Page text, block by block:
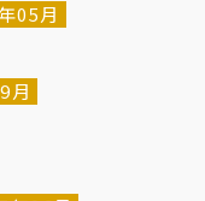
05月
月